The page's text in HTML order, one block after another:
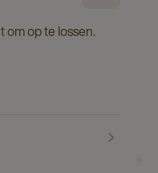
om op te lossen.